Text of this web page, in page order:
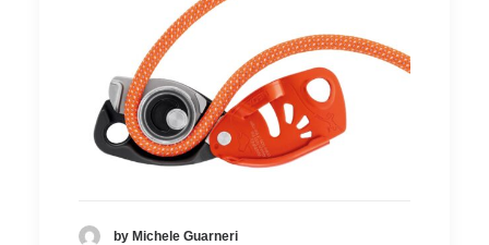
by Michele Guarneri